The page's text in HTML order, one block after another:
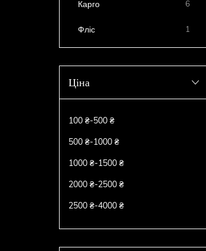
Карго 6
Фліс 1
Ціна
100 ₴-500 ₴
500 ₴-1000 ₴
1000 ₴-1500 ₴
2000 ₴-2500 ₴
2500 ₴-4000 ₴